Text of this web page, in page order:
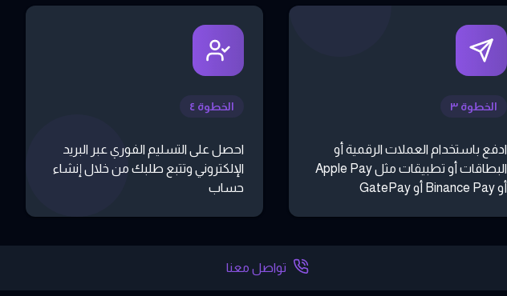
الخطوة ٣
ادفع باستخدام العملات الرقمية أو
البطاقات أو تطبيقات مثل Apple Pay
أو Binance Pay أو GatePay
الخطوة ٤
احصل على التسليم الفوري عبر البريد
الإلكتروني وتتبع طلبك من خلال إنشاء
حساب
تواصل معنا